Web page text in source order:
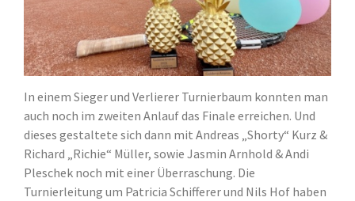
In einem Sieger und Verlierer Turnierbaum konnten man
auch noch im zweiten Anlauf das Finale erreichen. Und
dieses gestaltete sich dann mit Andreas „Shorty“ Kurz &
Richard „Richie“ Müller, sowie Jasmin Arnhold & Andi
Pleschek noch mit einer Überraschung. Die
Turnierleitung um Patricia Schifferer und Nils Hof haben